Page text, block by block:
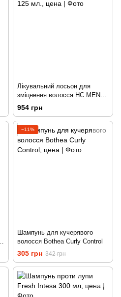
Лікувальний лосьон для
зміцнення волосся HC MEN
125 мл.
954 грн
−11%
Шампунь для кучерявого
волосся Bothea Curly Control
305 грн 342 грн